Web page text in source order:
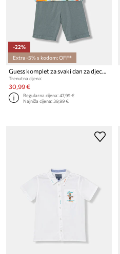
-22%
Extra -5% s kodom: OFF*
Trenutna cijena:
30,99 €
Regularna cijena:47,99 €
Najniža cijena:39,99 €